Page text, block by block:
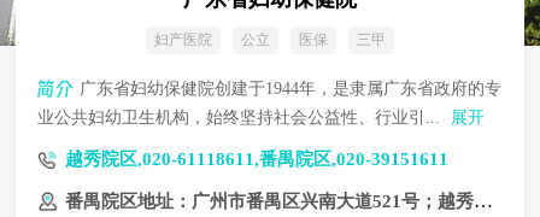
妇产医院 公立 医保 三甲
广东省妇幼保健院创建于1944年，是隶属广东省政府的专
业公共妇幼卫生机构，始终坚持社会公益性、行业引...
展开
越秀院区,020-61118611,番禺院区,020-39151611
番禺院区地址：广州市番禺区兴南大道521号；越秀院区地址：广州市广园西路13号